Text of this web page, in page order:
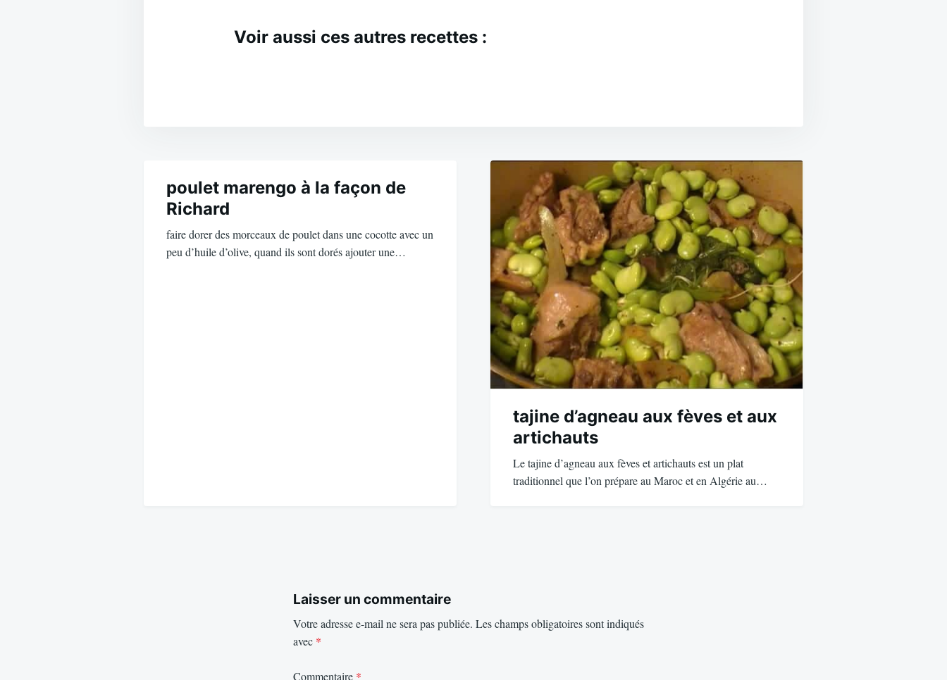
Voir aussi ces autres recettes :
de
l’article
poulet marengo à la façon de
Richard
faire dorer des morceaux de poulet dans une cocotte avec un
peu d’huile d’olive, quand ils sont dorés ajouter une…
tajine d’agneau aux fèves et aux
artichauts
Le tajine d’agneau aux fèves et artichauts est un plat
traditionnel que l’on prépare au Maroc et en Algérie au…
Laisser un commentaire
Votre adresse e-mail ne sera pas publiée. Les champs obligatoires sont indiqués
avec *
Commentaire *